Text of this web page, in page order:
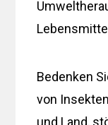
Bedenken
von
und Land,